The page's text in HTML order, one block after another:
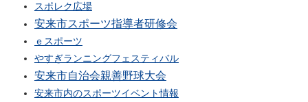
スポレク広場
安来市スポーツ指導者研修会
ｅスポーツ
やすぎランニングフェスティバル
安来市自治会親善野球大会
安来市内のスポーツイベント情報